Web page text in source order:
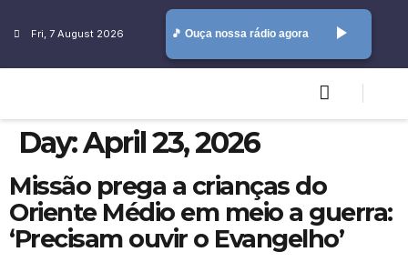
Fri, 7 August 2026 🎵 Ouça nossa rádio agora play_arrow
Day:April 23, 2026
Missão prega a crianças do
Oriente Médio em meio a guerra:
‘Precisam ouvir o Evangelho’